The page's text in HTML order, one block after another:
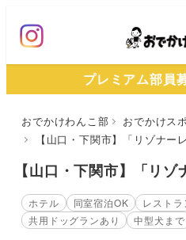
ン
プレミアム部員
おでかけわんこ部 おでかけス
【山口・下関市】「リゾナー
【山口・下関市】「リゾ
ホテル 同室宿泊OK
レスト
共用ドッグランあり
中型犬まで